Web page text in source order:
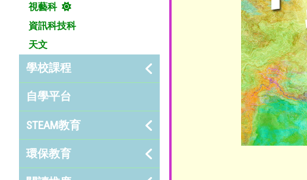
視藝科
資訊科技科
天文
學校課程
自學平台
STEAM教育
環保教育